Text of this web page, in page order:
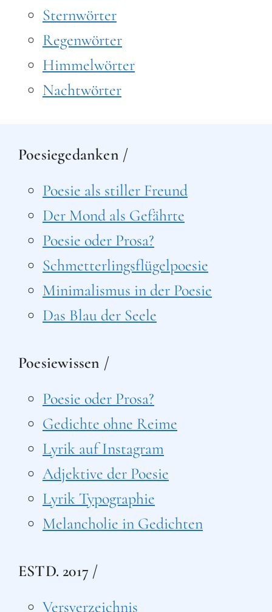
Sternwörter
Regenwörter
Himmelwörter
Nachtwörter
Poesiegedanken /
Poesie als stiller Freund
Der Mond als Gefährte
Poesie oder Prosa?
Schmetterlingsflügelpoesie
Minimalismus in der Poesie
Das Blau der Seele
Poesiewissen /
Poesie oder Prosa?
Gedichte ohne Reime
Lyrik auf Instagram
Adjektive der Poesie
Lyrik Typographie
Melancholie in Gedichten
ESTD. 2017 /
Versverzeichnis